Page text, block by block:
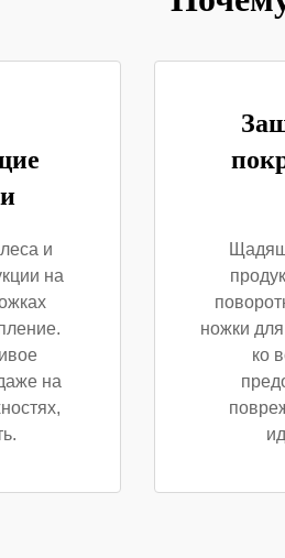
и
на
на
ножки
ко